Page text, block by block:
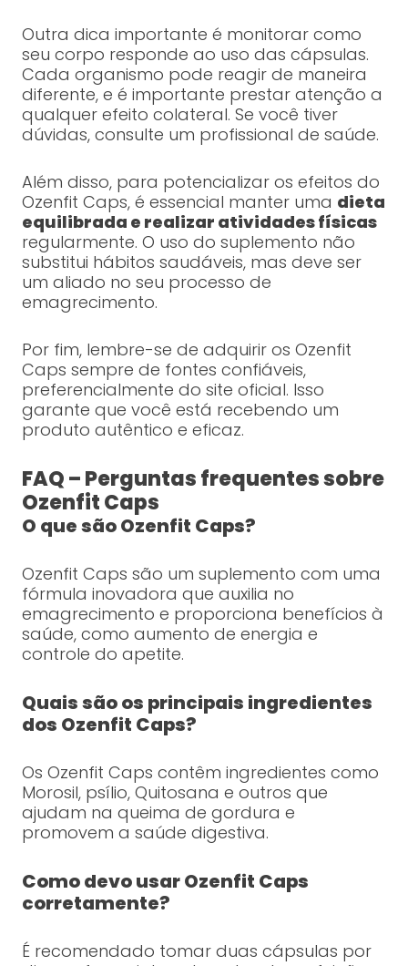
Outra dica importante é monitorar como
seu corpo responde ao uso das cápsulas.
Cada organismo pode reagir de maneira
diferente, e é importante prestar atenção a
qualquer efeito colateral. Se você tiver
dúvidas, consulte um profissional de saúde.
Além disso, para potencializar os efeitos do
Ozenfit Caps, é essencial manter uma dieta
equilibrada e realizar atividades físicas
regularmente. O uso do suplemento não
substitui hábitos saudáveis, mas deve ser
um aliado no seu processo de
emagrecimento.
Por fim, lembre-se de adquirir os Ozenfit
Caps sempre de fontes confiáveis,
preferencialmente do site oficial. Isso
garante que você está recebendo um
produto autêntico e eficaz.
FAQ – Perguntas frequentes sobre
Ozenfit Caps
O que são Ozenfit Caps?
Ozenfit Caps são um suplemento com uma
fórmula inovadora que auxilia no
emagrecimento e proporciona benefícios à
saúde, como aumento de energia e
controle do apetite.
Quais são os principais ingredientes
dos Ozenfit Caps?
Os Ozenfit Caps contêm ingredientes como
Morosil, psílio, Quitosana e outros que
ajudam na queima de gordura e
promovem a saúde digestiva.
Como devo usar Ozenfit Caps
corretamente?
É recomendado tomar duas cápsulas por